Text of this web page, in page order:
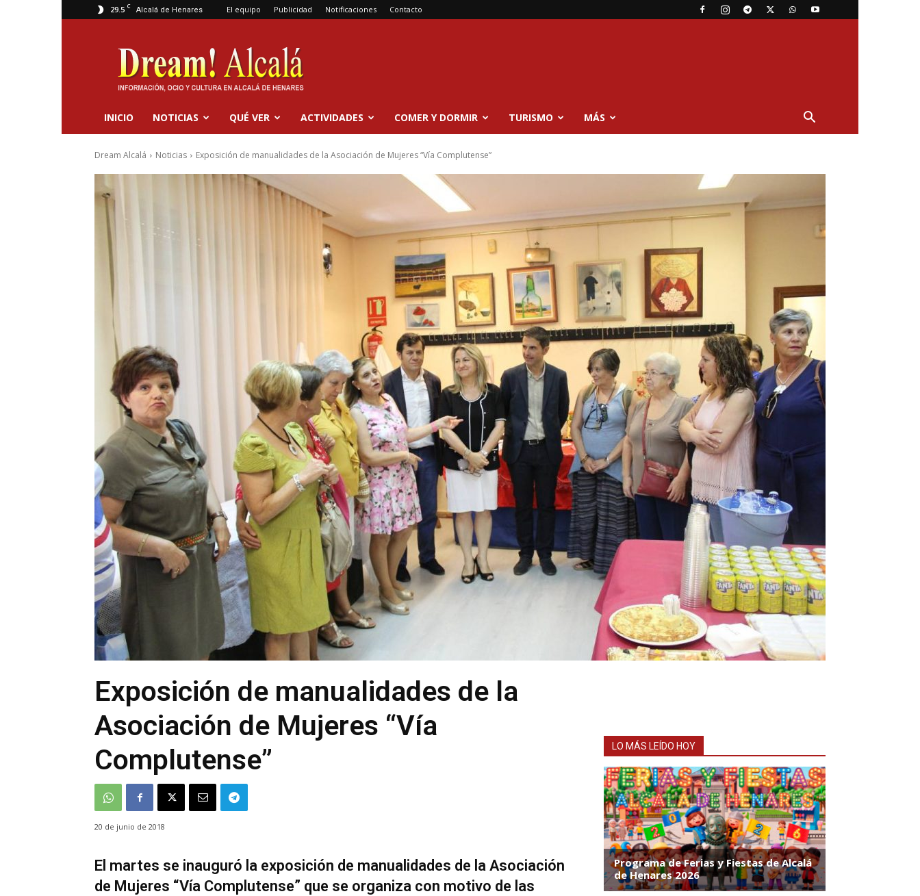
29.5 C Alcalá de Henares El equipo Publicidad Notificaciones Contacto
Dream
Alcalá
INICIO NOTICIAS QUÉ VER ACTIVIDADES COMER Y DORMIR TURISMO MÁS
Dream Alcalá Noticias Exposición de manualidades de la Asociación de Mujeres “Vía Complutense”
Exposición de manualidades de la
Asociación de Mujeres “Vía
Complutense”
20 de junio de 2018
El martes se inauguró la exposición de manualidades de la Asociación
de Mujeres “Vía Complutense” que se organiza con motivo de las
LO MÁS LEÍDO HOY